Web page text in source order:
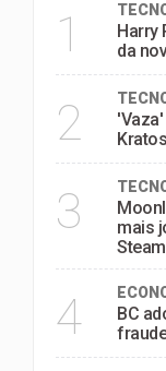
1
Harry
da
2
3
mais
Steam
4
BC